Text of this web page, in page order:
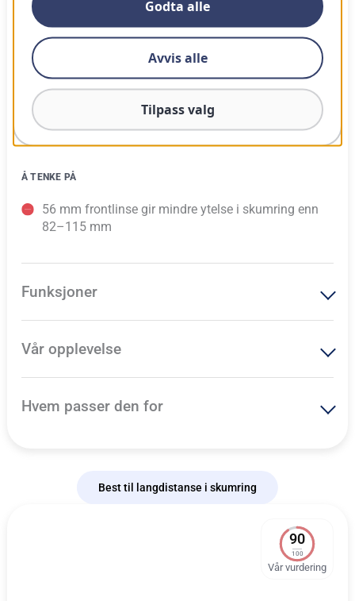
FORDELER
Ultralett og ultrakompakt: 258 mm og ~970 g
17–40x oppleves imponerende brukbart på 56 mm
Nærgrense 3,4 m åpner for detaljer nær skjul
Vanntett ned til 4 m, med «half-shell»-feste for stativ
Å TENKE PÅ
56 mm frontlinse gir mindre ytelse i skumring enn
82–115 mm
Funksjoner
Vår opplevelse
Hvem passer den for
Best til langdistanse i skumring
90
100
Vår vurdering
Godta alle
Avvis alle
Tilpass valg